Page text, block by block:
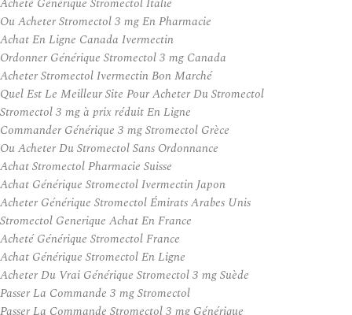
Ou Acheter Stromectol 3 mg En Pharmacie
Achat En Ligne Canada Ivermectin
Ordonner Générique Stromectol 3 mg Canada
Acheter Stromectol Ivermectin Bon Marché
Quel Est Le Meilleur Site Pour Acheter Du Stromectol
Stromectol 3 mg à prix réduit En Ligne
Commander Générique 3 mg Stromectol Grèce
Ou Acheter Du Stromectol Sans Ordonnance
Achat Stromectol Pharmacie Suisse
Achat Générique Stromectol Ivermectin Japon
Acheter Générique Stromectol Émirats Arabes Unis
Stromectol Generique Achat En France
Acheté Générique Stromectol France
Achat Générique Stromectol En Ligne
Acheter Du Vrai Générique Stromectol 3 mg Suède
Passer La Commande 3 mg Stromectol